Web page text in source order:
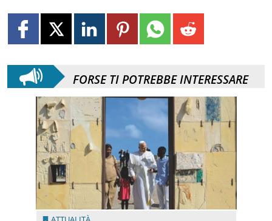
FORSE TI POTREBBE INTERESSARE